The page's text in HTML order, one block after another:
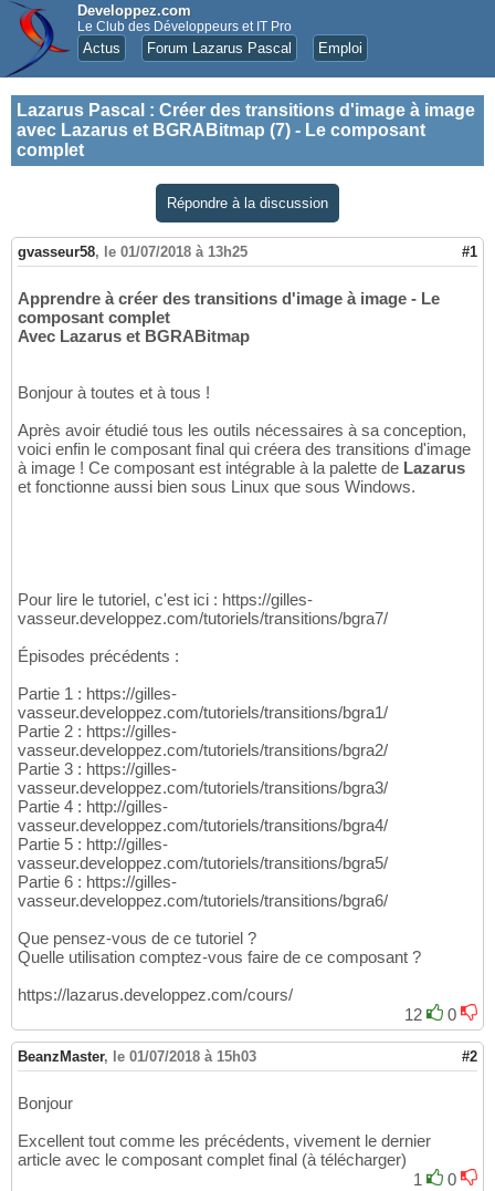
Developpez.com
Le Club des Développeurs et IT Pro
Actus Forum Lazarus Pascal Emploi
Lazarus Pascal : Créer des transitions d'image à image
avec Lazarus et BGRABitmap (7) - Le composant
complet
Répondre à la discussion
gvasseur58, le 01/07/2018 à 13h25 #1
Apprendre à créer des transitions d'image à image - Le
composant complet
Avec Lazarus et BGRABitmap
Bonjour à toutes et à tous !
Après avoir étudié tous les outils nécessaires à sa conception,
voici enfin le composant final qui créera des transitions d'image
à image ! Ce composant est intégrable à la palette de Lazarus
et fonctionne aussi bien sous Linux que sous Windows.
Pour lire le tutoriel, c'est ici : https://gilles-
vasseur.developpez.com/tutoriels/transitions/bgra7/
Épisodes précédents :
Partie 1 : https://gilles-
vasseur.developpez.com/tutoriels/transitions/bgra1/
Partie 2 : https://gilles-
vasseur.developpez.com/tutoriels/transitions/bgra2/
Partie 3 : https://gilles-
vasseur.developpez.com/tutoriels/transitions/bgra3/
Partie 4 : http://gilles-
vasseur.developpez.com/tutoriels/transitions/bgra4/
Partie 5 : http://gilles-
vasseur.developpez.com/tutoriels/transitions/bgra5/
Partie 6 : https://gilles-
vasseur.developpez.com/tutoriels/transitions/bgra6/
Que pensez-vous de ce tutoriel ?
Quelle utilisation comptez-vous faire de ce composant ?
https://lazarus.developpez.com/cours/
12
0
BeanzMaster, le 01/07/2018 à 15h03 #2
Bonjour
Excellent tout comme les précédents, vivement le dernier
article avec le composant complet final (à télécharger)
1
0